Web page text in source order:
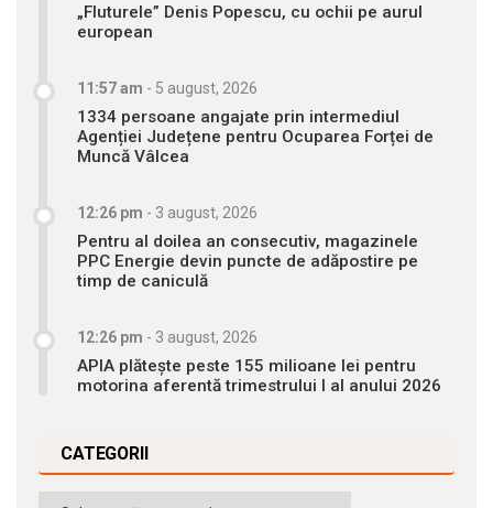
„Fluturele” Denis Popescu, cu ochii pe aurul
european
11:57 am - 5 august, 2026
1334 persoane angajate prin intermediul
Agenției Județene pentru Ocuparea Forței de
Muncă Vâlcea
12:26 pm - 3 august, 2026
Pentru al doilea an consecutiv, magazinele
PPC Energie devin puncte de adăpostire pe
timp de caniculă
12:26 pm - 3 august, 2026
APIA plătește peste 155 milioane lei pentru
motorina aferentă trimestrului I al anului 2026
CATEGORII
Categorii